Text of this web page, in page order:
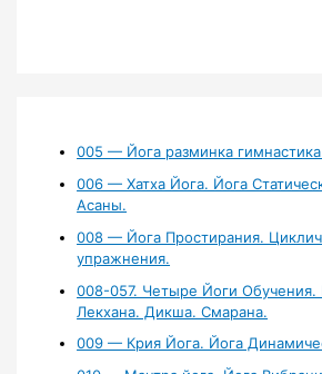
005 — Йога разминка
006 — Хатха Йога. Йога
Асаны.
008 — Йога Простирания.
упражнения.
008-057. Четыре Йоги Обучения.
Лекхана. Дикша. Смарана.
009 — Крия Йога. Йога